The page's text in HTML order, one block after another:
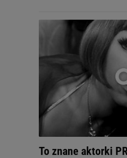
To znane aktorki